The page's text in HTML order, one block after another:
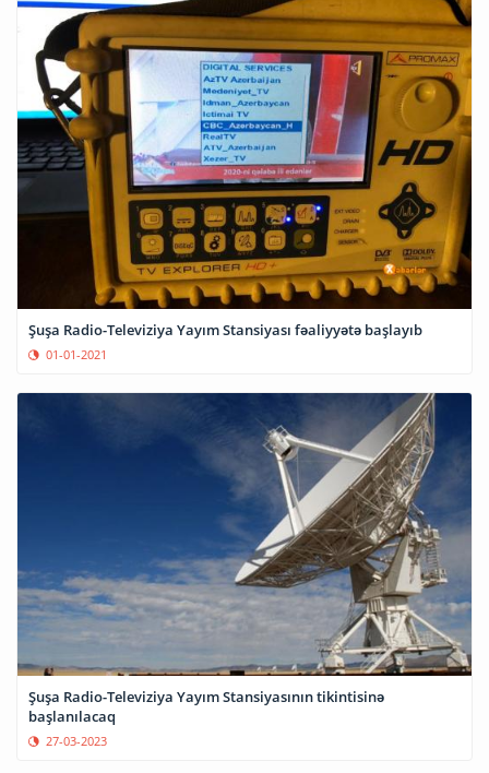
Şuşa Radio-Televiziya Yayım Stansiyası fəaliyyətə başlayıb
01-01-2021
Şuşa Radio-Televiziya Yayım Stansiyasının tikintisinə
başlanılacaq
27-03-2023